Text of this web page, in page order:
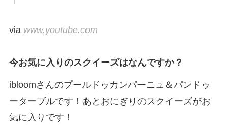
via www.youtube.com
今お気に入りのスクイーズはなんですか？
ibloomさんのプールドゥカンパーニュ＆パンドゥ
ーターブルです！あとおにぎりのスクイーズがお
気に入りです！